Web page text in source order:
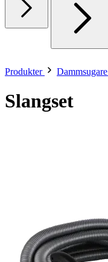
Produkter Dammsugare
Slangset